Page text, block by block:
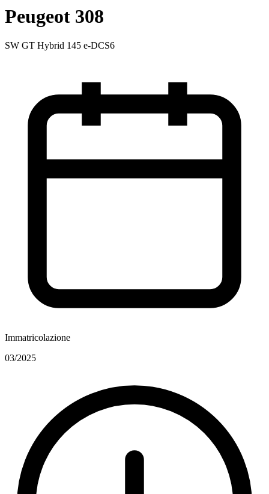
Peugeot 308
SW GT Hybrid 145 e-DCS6
Immatricolazione
03/2025